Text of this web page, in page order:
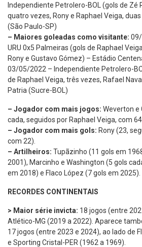
Independiente Petrolero-BOL (gols de Zé
quatro vezes, Rony e Raphael Veiga,
(São Paulo-SP)
– Maiores goleadas como visitante:
URU 0x5 Palmeiras (gols de Raphael
Rony e Gustavo Gómez) – Estádio
03/05/2022 – Independiente Petrolero-
de Raphael Veiga, três vezes, Rafael
Patria (Sucre-BOL)
– Jogador com mais jogos: Weverton e
cada, seguidos por Raphael Veiga, com
– Jogador com mais gols: Rony (23,
com 22).
– Artilheiros: Tupãzinho (11 gols em
2001), Marcinho e Washington (5 gols
em 2018) e Flaco López (7 gols em 2025).
RECORDES CONTINENTAIS
> Maior série invicta: 18 jogos (entre
Atlético-MG (2019 a 2022). Aparece
17 jogos (entre 2023 e 2024), ao lado de
e Sporting Cristal-PER (1962 a 1969).